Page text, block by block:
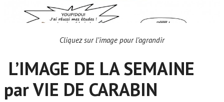
Cliquez sur l’image pour l’agrandir
L’IMAGE DE LA SEMAINE
par VIE DE CARABIN